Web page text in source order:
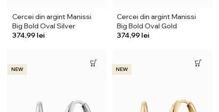
Cercei din argint Manissi
Big Bold Oval Silver
lei
Cercei din argint Manissi
Big Bold Oval Gold
lei
NEW NEW